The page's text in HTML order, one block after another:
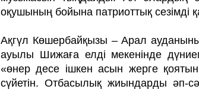
оқушының бойына патриоттық сезімді
Ақгүл Көшербайқызы – Арал
ауылы Шижаға елді мекенінде
«өнер десе ішкен асын жерге
сүйетін. Отбасылық жиындарды әп-